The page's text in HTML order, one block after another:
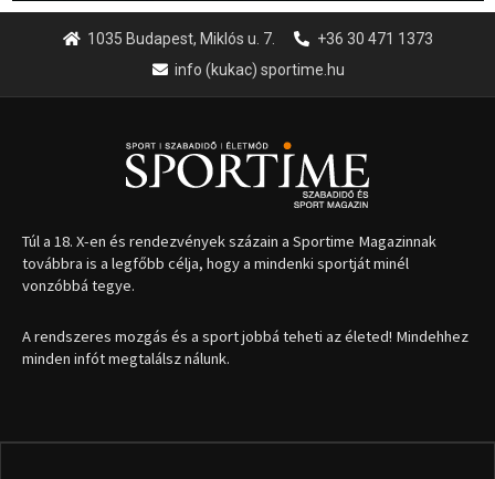
1035 Budapest, Miklós u. 7.
+36 30 471 1373